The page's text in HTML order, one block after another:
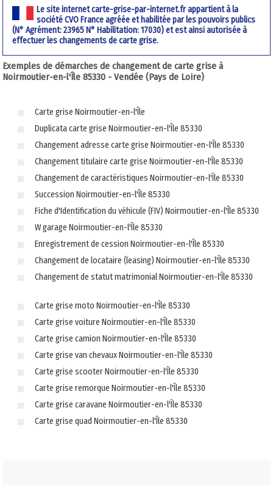
Le site internet carte-grise-par-internet.fr appartient à la
société CVO France agréée et habilitée par les pouvoirs publics
(N° Agrément: 23965 N° Habilitation: 17030) et est ainsi autorisée à
effectuer les changements de carte grise.
Exemples de démarches de changement de carte grise à
Noirmoutier-en-l'Île 85330 - Vendée (Pays de Loire)
Carte grise Noirmoutier-en-l'Île
Duplicata carte grise Noirmoutier-en-l'Île 85330
Changement adresse carte grise Noirmoutier-en-l'Île 85330
Changement titulaire carte grise Noirmoutier-en-l'Île 85330
Changement de caractéristiques Noirmoutier-en-l'Île 85330
Succession Noirmoutier-en-l'Île 85330
Fiche d'Identification du véhicule (FIV) Noirmoutier-en-l'Île 85330
W garage Noirmoutier-en-l'Île 85330
Enregistrement de cession Noirmoutier-en-l'Île 85330
Changement de locataire (leasing) Noirmoutier-en-l'Île 85330
Changement de statut matrimonial Noirmoutier-en-l'Île 85330
Carte grise moto Noirmoutier-en-l'Île 85330
Carte grise voiture Noirmoutier-en-l'Île 85330
Carte grise camion Noirmoutier-en-l'Île 85330
Carte grise van chevaux Noirmoutier-en-l'Île 85330
Carte grise scooter Noirmoutier-en-l'Île 85330
Carte grise remorque Noirmoutier-en-l'Île 85330
Carte grise caravane Noirmoutier-en-l'Île 85330
Carte grise quad Noirmoutier-en-l'Île 85330